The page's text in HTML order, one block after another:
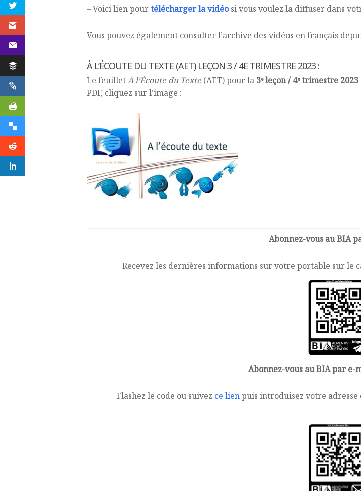
–Voici lien pourtélécharger la vidéosi vous voulez la diffuser dans
Vous pouvez également consulter l’archive des vidéos en français
À L’ÉCOUTE DU TEXTE (AET) LEÇON 3 / 4E TRIMESTRE 2023 :
Le feuilletÀ l’Écoute du Texte(AET) pour la 3ᵉ leçon / 4ᵉ trimestre 2023
PDF, cliquez sur l’image :
Abonnez-vous au BIA
Recevez les dernières informations sur votre portable sur le
Abonnez-vous au BIA par e-
Flashez le code ou suivez ce lienpuis introduisez votre adresse